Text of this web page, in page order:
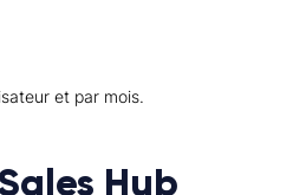
et par mois.
Hub